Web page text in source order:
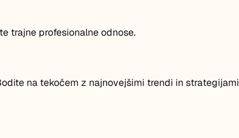
trajne profesionalne odnose.
na tekočem z najnovejšimi trendi in strategijami